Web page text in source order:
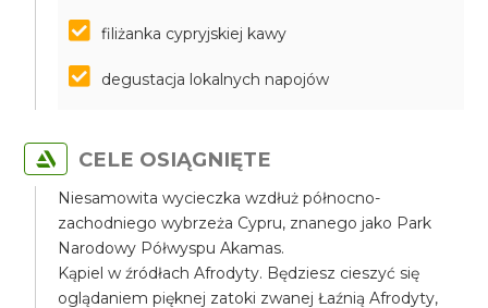
filiżanka cypryjskiej kawy
degustacja lokalnych napojów
CELE OSIĄGNIĘTE
Niesamowita wycieczka wzdłuż północno-
zachodniego wybrzeża Cypru, znanego jako Park
Narodowy Półwyspu Akamas.
Kąpiel w źródłach Afrodyty. Będziesz cieszyć się
oglądaniem pięknej zatoki zwanej Łaźnią Afrodyty,